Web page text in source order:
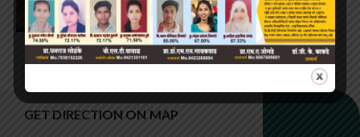
15 Jul, 2026
GET DIRECTION ON MAP